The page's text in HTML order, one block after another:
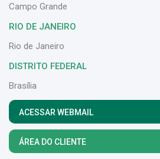
Campo Grande
RIO DE JANEIRO
Rio de Janeiro
DISTRITO FEDERAL
Brasília
ACESSAR WEBMAIL
ÁREA DO CLIENTE